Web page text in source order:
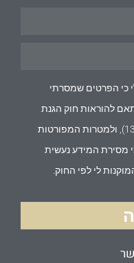
כי הפרטים שמסרתי
להוראות חוק הגנת
כי מסירת המידע נעשית
לי לפי החוק.